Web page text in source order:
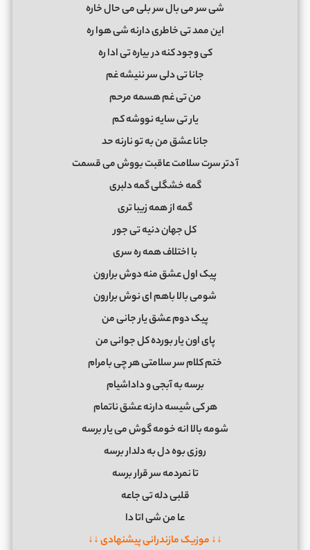
ﺷﻰ ﺳﺮ ﻣﻰ ﺑﺎل ﺳﺮ ﺑﻠﻰ ﻣﻰ ﺣﺎل ﺧﺎره
اﻳﻦ ﻣﻤﺪ ﺗﻰ ﺧﺎﻃﺮی دارﻧﻪ ﺷﻰ ﻫﻮا ره
ﻛﻰ وﺟﻮد ﻛﻨﻪ در ﺑﻴﺎره ﺗﻰ ادا ره
ﺟﺎﻧﺎ ﺗﻰ دﻟﻰ ﺳﺮ ﻧﻨﻴﺸﻪ ﻏﻢ
ﻣﻦ ﺗﻰ ﻏﻢ ﻫﺴﻤﻪ ﻣﺮﺣﻢ
ﻳﺎر ﺗﻰ ﺳﺎﻳﻪ ﻧﻮوﺷﻪ ﻛﻢ
ﺟﺎﻧﺎ ﻋﺸﻖ ﻣﻦ ﺑﻪ ﺗﻮ ﻧﺎرﻧﻪ ﺣﺪ
آ دﺗﺮ ﺳﺮت ﺳﻠﺎﻣﺖ ﻋﺎﻗﺒﺖ ﺑﻮوش ﻣﻰ ﻗﺴﻤﺖ
ﮔﻤﻪ ﺧﺸﮕﻠﻰ ﮔﻤﻪ دﻟﺒﺮی
ﮔﻤﻪ از ﻫﻤﻪ زﻳﺒﺎ ﺗﺮی
ﻛﻞ ﺟﻬﺎن دﻧﻴﻪ ﺗﻰ ﺟﻮر
ﺑﺎ اﺧﺘﻠﺎف ﻫﻤﻪ ره ﺳﺮی
ﭘﻴﮏ اول ﻋﺸﻖ ﻣﻨﻪ دوش ﺑﺮارون
ﺷﻮﻣﻰ ﺑﺎﻟﺎ ﺑﺎﻫﻢ ای ﻧﻮش ﺑﺮارون
ﭘﻴﮏ دوم ﻋﺸﻖ ﻳﺎر ﺟﺎﻧﻰ ﻣﻦ
ﭘﺎی اون ﻳﺎر ﺑﻮرده ﻛﻞ ﺟﻮاﻧﻰ ﻣﻦ
ﺧﺘﻢ ﻛﻠﺎم ﺳﺮ ﺳﻠﺎﻣﺘﻰ ﻫﺮ ﭼﻰ ﺑﺎﻣﺮام
ﺑﺮﺳﻪ ﺑﻪ آﺑﺠﻰ و داداﺷﻴﺎم
ﻫﺮ ﻛﻰ ﺷﻴﺴﻪ دارﻧﻪ ﻋﺸﻖ ﻧﺎﺗﻤﺎم
ﺷﻮﻣﻪ ﺑﺎﻟﺎ اﻧﻪ ﺧﻮﻣﻪ ﮔﻮش ﻣﻰ ﻳﺎر ﺑﺮﺳﻪ
روزی ﺑﻮه دل ﺑﻪ دﻟﺪار ﺑﺮﺳﻪ
ﺗﺎ ﻧﻤﺮدﻣﻪ ﺳﺮ ﻗﺮار ﺑﺮﺳﻪ
ﻗﻠﺒﻰ دﻟﻪ ﺗﻰ ﺟﺎﻋﻪ
ﻋﺎ ﻣﻦ ﺷﻰ اﺗﺎ دا
↓↓ موزیک مازندرانی پیشنهادی ↓↓